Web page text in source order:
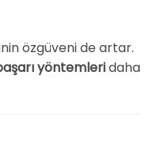
özgüveni de artar.
yöntemleridaha